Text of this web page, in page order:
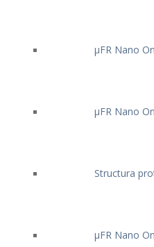
μFR Nano
μFR Nano
Structura
μFR Nano